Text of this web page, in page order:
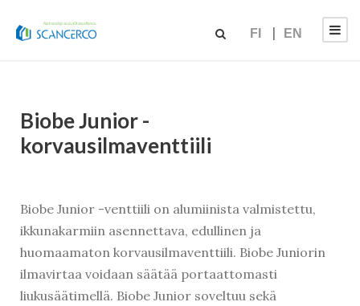
FI EN
Biobe Junior -
korvausilmaventtiili
Biobe Junior -venttiili on alumiinista valmistettu,
ikkunakarmiin asennettava, edullinen ja
huomaamaton korvausilmaventtiili. Biobe Juniorin
ilmavirtaa voidaan säätää portaattomasti
liukusäätimellä. Biobe Junior soveltuu sekä